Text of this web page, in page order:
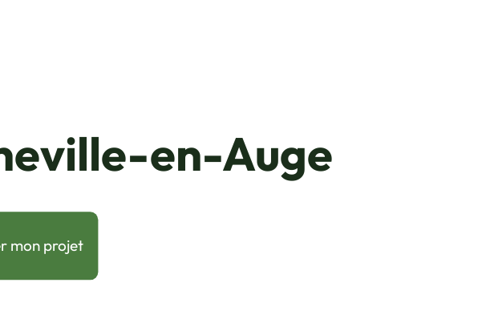
en-Auge
mon projet